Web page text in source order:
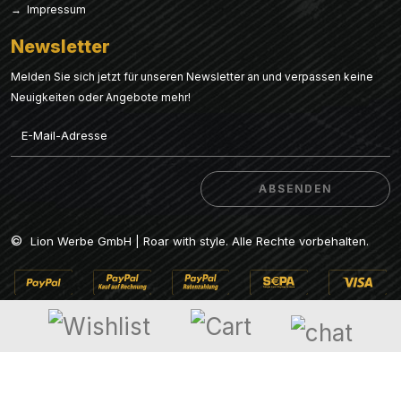
→ Impressum
Newsletter
Melden Sie sich jetzt für unseren Newsletter an und verpassen keine
Neuigkeiten oder Angebote mehr!
ABSENDEN
ABSENDEN
© Lion Werbe GmbH | Roar with style. Alle Rechte vorbehalten.